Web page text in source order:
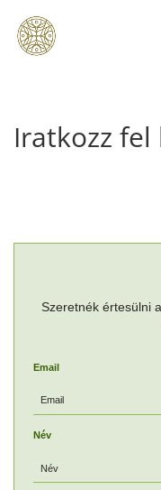
Iratkozz
Szeretnék értesülni
Email
Név